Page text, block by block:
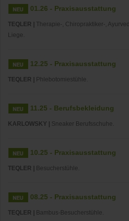
01.26 - Praxisausstattung
TEQLER | Therapie-, Chiropraktiker-,
Liege.
12.25 - Praxisausstattung
TEQLER | Phlebotomiestühle.
11.25 - Berufsbekleidung
KARLOWSKY | Sneaker Berufsschuhe.
10.25 - Praxisausstattung
TEQLER | Besucherstühle.
08.25 - Praxisausstattung
TEQLER | Bambus-Besucherstühle.